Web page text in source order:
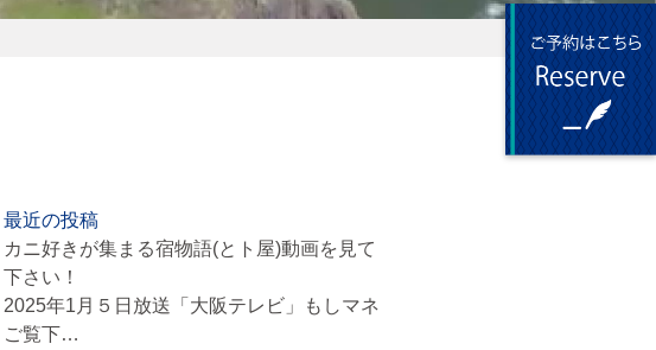
最近の投稿
カニ好きが集まる宿物語(とト屋)動画を見て
下さい！
2025年1月５日放送「大阪テレビ」もしマネ
ご覧下…